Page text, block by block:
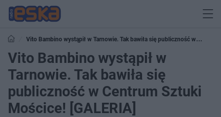
Vito Bambino wystąpił w Tarnowie. Tak bawiła się publiczność w
Centrum Sztuki Mościce! [GALERIA]
Vito Bambino wystąpił w
Tarnowie. Tak bawiła się
publiczność w Centrum Sztuki
Mościce! [GALERIA]